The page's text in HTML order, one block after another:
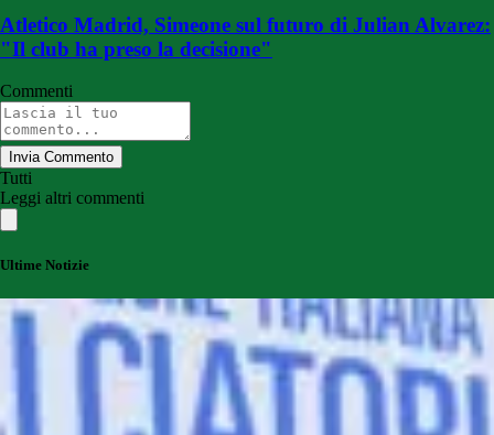
Atletico Madrid, Simeone sul futuro di Julian Alvarez:
"Il club ha preso la decisione"
Commenti
Invia Commento
Tutti
Leggi altri commenti
Ultime Notizie